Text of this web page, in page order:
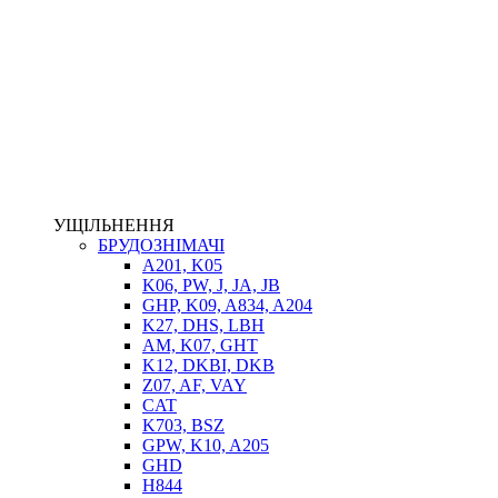
ВТУЛКИ
УЩІЛЬНЕННЯ
БРУДОЗНІМАЧІ
A201, K05
K06, PW, J, JA, JB
GHP, K09, A834, A204
K27, DHS, LBH
AM, K07, GHT
K12, DKBI, DKB
Z07, AF, VAY
CAT
K703, BSZ
GPW, K10, A205
GHD
H844